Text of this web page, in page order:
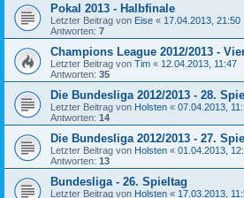
Pokal 2013 - Halbfinale
Letzter Beitrag von Eise « 17.04.2013, 21:50
Antworten: 7
Champions League 2012/2013 -
Letzter Beitrag von Tim « 12.04.2013, 11:47
Antworten: 35
Die Bundesliga 2012/2013 - 28.
Letzter Beitrag von Holsten « 07.04.2013,
Antworten: 14
Die Bundesliga 2012/2013 - 27.
Letzter Beitrag von Holsten « 01.04.2013,
Antworten: 13
Bundesliga - 26. Spieltag
Letzter Beitrag von Holsten « 17.03.2013,